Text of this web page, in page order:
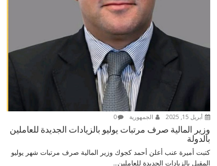
أبريل 15, 2025 الجمهورية 0
وزير المالية صرف مرتبات يوليو بالزيادات الجديدة للعاملين
بالدولة
كتبت أميرة عنب أعلن أحمد كجوك وزير المالية صرف مرتبات شهر يوليو
المقبل بالزيادات الجديدة للعاملين...